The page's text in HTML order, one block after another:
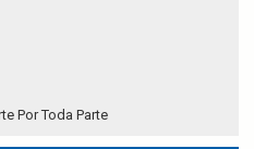
Por Toda Parte